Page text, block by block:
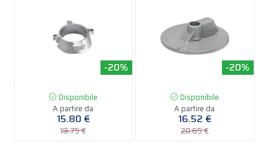
-20%
Disponibile
A partire da
15.80 €
19.75 €
-20%
Disponibile
A partire da
16.52 €
20.65 €